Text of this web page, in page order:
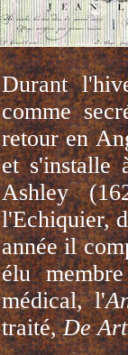
Durant
comme
retour en
et s'installe
Ashley
l'Echiquier,
année il
élu
médical, l'
traité,De